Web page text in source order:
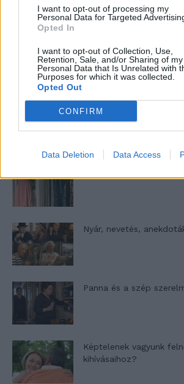
I want to opt-out of processing my
Personal Data for Targeted
Opted In
I want to opt-out of Collection, Use,
Retention, Sale, and/or Sharing of my
Personal Data that Is Unrelated with
Purposes for which it was collected.
Opted Out
CONFIRM
Data Deletion Data Access
gyűjteménye
Elyna Robbs: Adéle és
13. rész
Woody Allen megosztó
Nyár, nevetés,
Panna és a szép
Képtelenek vagyunk
kihívásaihoz?